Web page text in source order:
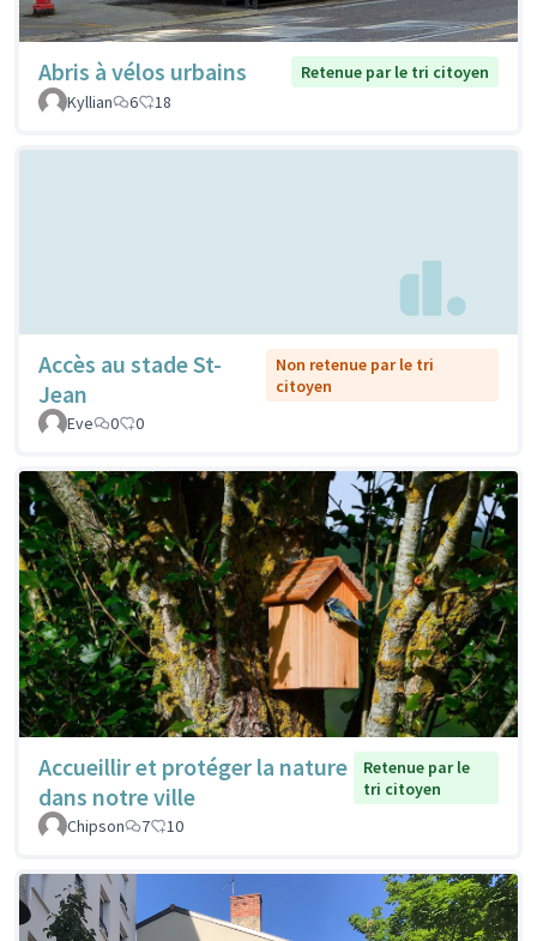
Abris à vélos urbains
Retenue par le tri citoyen
Kyllian
6 18
Accès au stade St-
Jean
Non retenue par le tri
citoyen
Eve
0 0
Accueillir et protéger la nature
dans notre ville
Retenue par le
tri citoyen
Chipson
7 10